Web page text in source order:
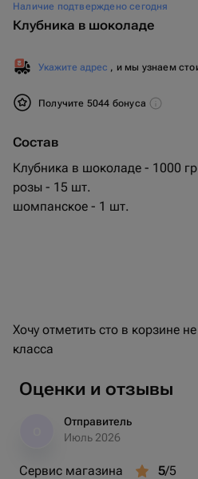
Наличие подтверждено сегодня
Клубника в шоколаде
Укажите адрес , и мы узнаем
Получите 5044 бонуса
Состав
Клубника в шоколаде - 1000
розы - 15 шт.
шомпанское - 1 шт.
Хочу отметить сто в корзине
класса
Оценки и отзывы
Отправитель
Июль 2026
Сервис магазина 5/5